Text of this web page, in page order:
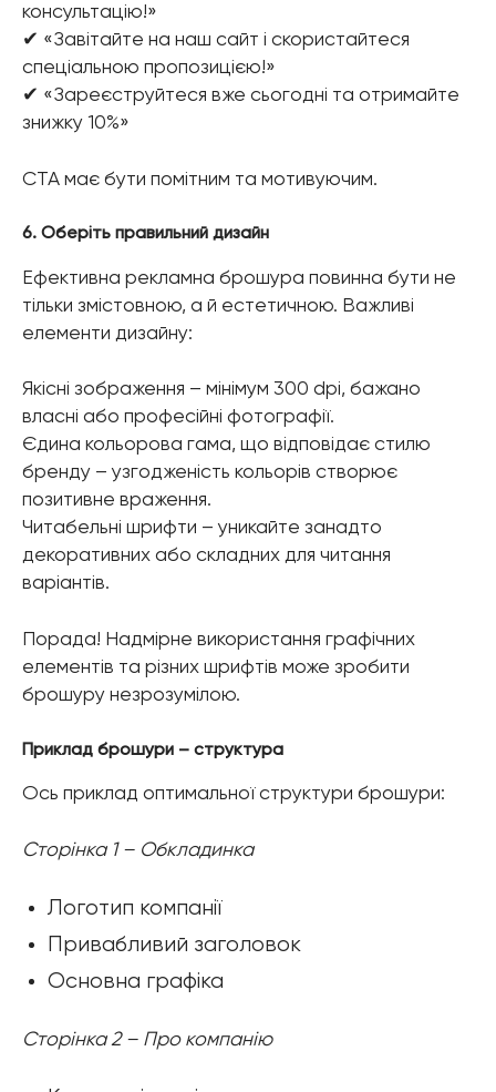
консультацію!»
✔ «Завітайте на наш сайт і скористайтеся
спеціальною пропозицією!»
✔ «Зареєструйтеся вже сьогодні та отримайте
знижку 10%»
CTA має бути помітним та мотивуючим.
6. Оберіть правильний дизайн
Ефективна рекламна брошура повинна бути не
тільки змістовною, а й естетичною. Важливі
елементи дизайну:
Якісні зображення – мінімум 300 dpi, бажано
власні або професійні фотографії.
Єдина кольорова гама, що відповідає стилю
бренду – узгодженість кольорів створює
позитивне враження.
Читабельні шрифти – уникайте занадто
декоративних або складних для читання
варіантів.
Порада! Надмірне використання графічних
елементів та різних шрифтів може зробити
брошуру незрозумілою.
Приклад брошури – структура
Ось приклад оптимальної структури брошури:
Сторінка 1 – Обкладинка
Логотип компанії
Привабливий заголовок
Основна графіка
Сторінка 2 – Про компанію